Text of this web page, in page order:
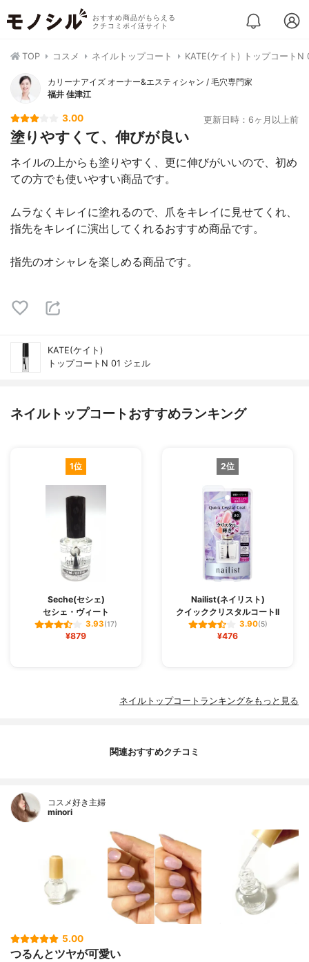
おすすめ商品がもらえる
クチコミポイ活サイト
TOP コスメ ネイルトップコート KATE(ケイト) トップコートN
カリーナアイズ オーナー&エスティシャン / 毛穴専門家
福井 佳津江
3.00 更新日時：6ヶ月以上前
塗りやすくて、伸びが良い
ネイルの上からも塗りやすく、更に伸びがいいので、初め
ての方でも使いやすい商品です。
ムラなくキレイに塗れるので、爪をキレイに見せてくれ、
指先をキレイに演出してくれるおすすめ商品です。
指先のオシャレを楽しめる商品です。
KATE(ケイト)
トップコートN 01 ジェル
ネイルトップコートおすすめランキング
1位
Seche(セシェ)
セシェ・ヴィート
3.93(17)
¥879
2位
Nailist(ネイリスト)
クイッククリスタルコートII
3.90(5)
¥476
ネイルトップコートランキングをもっと見る
関連おすすめクチコミ
コスメ好き主婦
minori
5.00
つるんとツヤが可愛い